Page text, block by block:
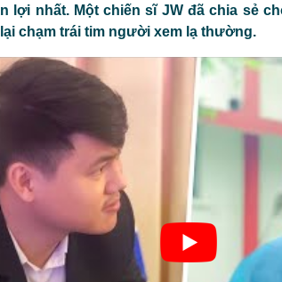
lợi nhất. Một chiến sĩ JW đã chia sẻ
chạm trái tim người xem lạ thường.